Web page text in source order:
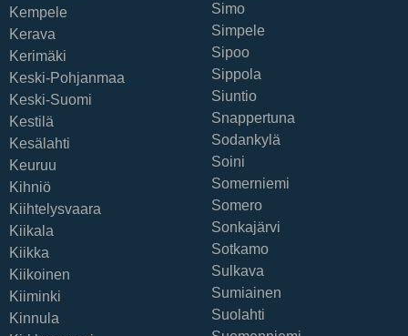
Kempele
Kerava
Kerimäki
Keski-Pohjanmaa
Keski-Suomi
Kestilä
Kesälahti
Keuruu
Kihniö
Kiihtelysvaara
Kiikala
Kiikka
Kiikoinen
Kiiminki
Kinnula
Simo
Simpele
Sipoo
Sippola
Siuntio
Snappertuna
Sodankylä
Soini
Somerniemi
Somero
Sonkajärvi
Sotkamo
Sulkava
Sumiainen
Suolahti